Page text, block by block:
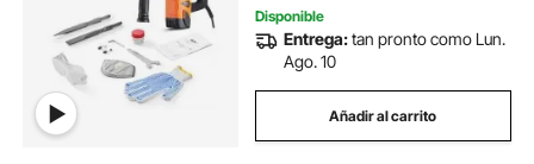
Disponible
Entrega:tan pronto como Lun.
Ago. 10
Añadir al carrito